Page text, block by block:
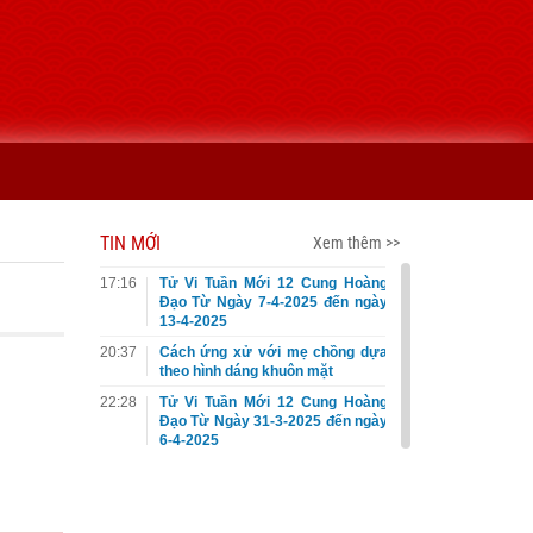
TIN MỚI Xem thêm >>
17:16
Tử Vi Tuần Mới 12 Cung Hoàng
Đạo Từ Ngày 7-4-2025 đến ngày
13-4-2025
20:37
Cách ứng xử với mẹ chồng dựa
theo hình dáng khuôn mặt
22:28
Tử Vi Tuần Mới 12 Cung Hoàng
Đạo Từ Ngày 31-3-2025 đến ngày
6-4-2025